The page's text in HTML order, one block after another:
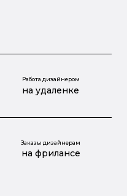
Работа дизайнером
на удаленке
Заказы дизайнерам
на фрилансе